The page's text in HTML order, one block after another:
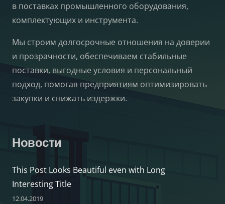
в поставках промышленного оборудования,
комплектующих и инструмента.
Мы строим долгосрочные отношения на доверии
и прозрачности, обеспечиваем стабильные
поставки, выгодные условия и персональный
подход, помогая предприятиям оптимизировать
закупки и снижать издержки.
Новости
This Post Looks Beautiful even with Long
Interesting Title
12.04.2019